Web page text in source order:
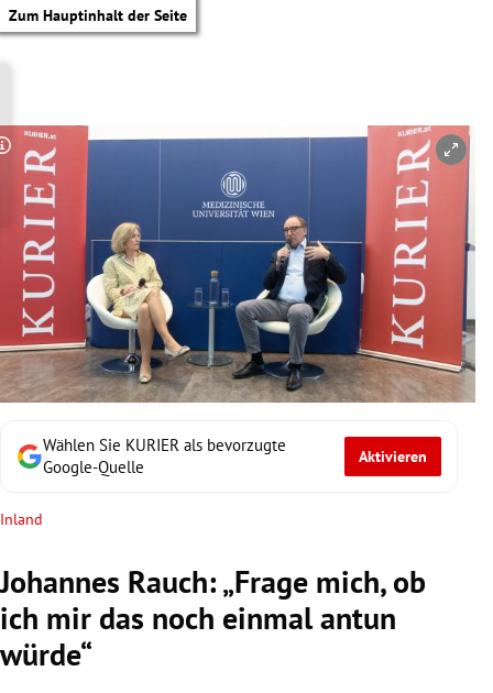
Zum Hauptinhalt der Seite
Untermenü
Untermenü
Untermenü
Untermenü
Wählen Sie KURIER als bevorzugte
Google-Quelle
Aktivieren
Inland
Johannes Rauch: „Frage mich, ob
ich mir das noch einmal antun
würde“
Copyright-Hinweis öffnen/schließen